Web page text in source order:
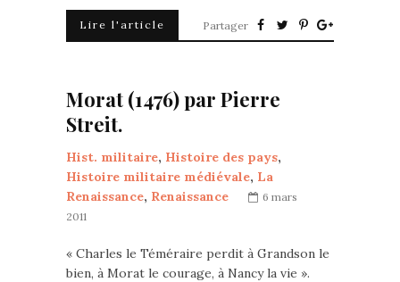
Lire l'article Partager
Morat (1476) par Pierre
Streit.
Hist. militaire, Histoire des pays,
Histoire militaire médiévale, La
Renaissance, Renaissance
6 mars
2011
« Charles le Téméraire perdit à Grandson le
bien, à Morat le courage, à Nancy la vie ».